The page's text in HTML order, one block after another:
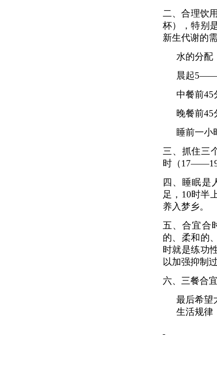
二、合理饮
杯），特别
新生代谢的
水的分配
晨起
中餐前45
晚餐前45
睡前一小
三、抓住三
时（
四、睡眠是
足，10时半
养入梦乡。
五、合宜合
的、柔和的
时就是练功
以加强抑制
六、三餐合
最后希望
生活规律